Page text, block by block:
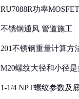
RU7088R功率
不锈钢通风 管道施工
201不锈钢重量计算方
M20螺纹大径和小径
1-1/4 NPT螺纹参数及